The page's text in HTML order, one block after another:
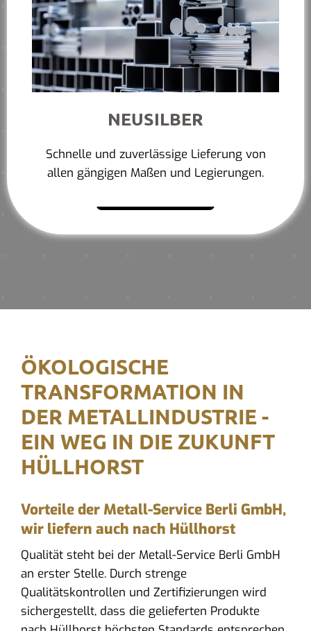
NEUSILBER
Schnelle und zuverlässige Lieferung von
allen gängigen Maßen und Legierungen.
ÖKOLOGISCHE
TRANSFORMATION IN
DER METALLINDUSTRIE -
EIN WEG IN DIE ZUKUNFT
HÜLLHORST
Vorteile der Metall-Service Berli GmbH,
wir liefern auch nach Hüllhorst
Qualität steht bei der Metall-Service Berli GmbH
an erster Stelle. Durch strenge
Qualitätskontrollen und Zertifizierungen wird
sichergestellt, dass die gelieferten Produkte